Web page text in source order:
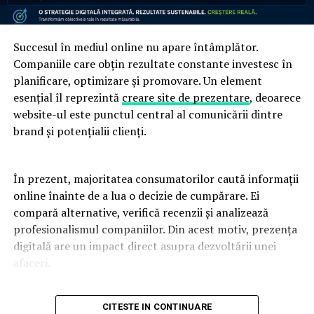
Succesul în mediul online nu apare întâmplător.
Companiile care obțin rezultate constante investesc în
planificare, optimizare și promovare. Un element
esențial îl reprezintă creare site de prezentare, deoarece
website-ul este punctul central al comunicării dintre
brand și potențialii clienți.
În prezent, majoritatea consumatorilor caută informații
online înainte de a lua o decizie de cumpărare. Ei
compară alternative, verifică recenzii și analizează
profesionalismul companiilor. Din acest motiv, prezența
digitală are un impact direct asupra dezvoltării unei
Un website modern trebuie să fie rapid, intuitiv și
CITESTE IN CONTINUARE